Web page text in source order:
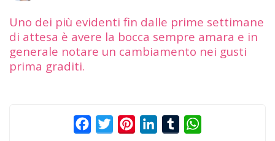
Uno dei più evidenti fin dalle prime settimane
di attesa è avere la bocca sempre amara e in
generale notare un cambiamento nei gusti
prima graditi.
FacebookTwitterPinterestLinkedInTumblr